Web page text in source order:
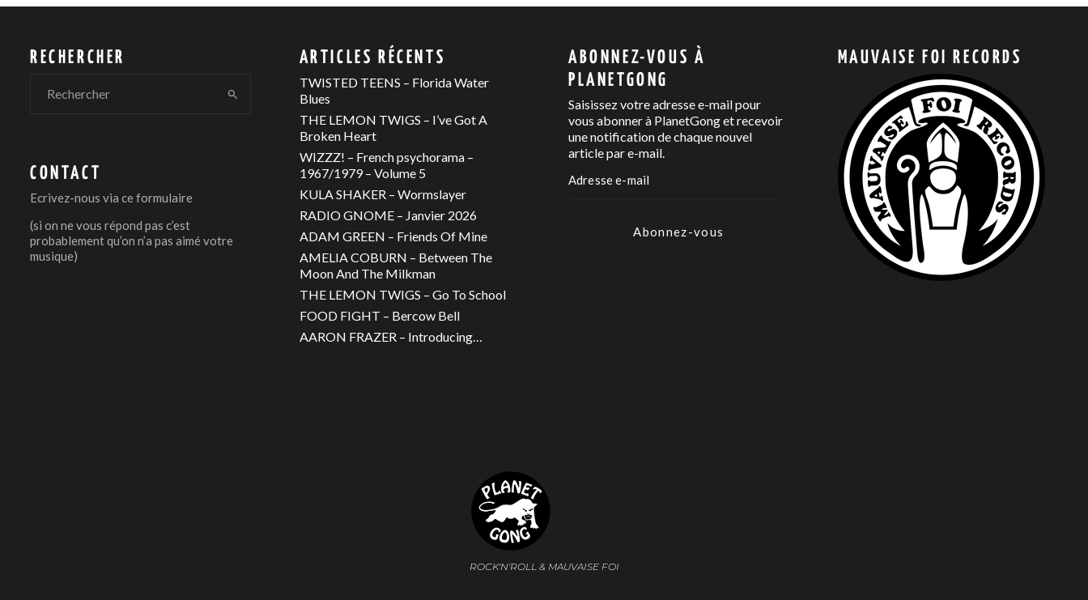
RECHERCHER
CONTACT
Ecrivez-nous via ce formulaire
(si on ne vous répond pas c’est
probablement qu’on n’a pas aimé votre
musique)
ARTICLES RÉCENTS
TWISTED TEENS – Florida Water
Blues
THE LEMON TWIGS – I’ve Got A
Broken Heart
WIZZZ! – French psychorama –
1967/1979 – Volume 5
KULA SHAKER – Wormslayer
RADIO GNOME – Janvier 2026
ADAM GREEN – Friends Of Mine
AMELIA COBURN – Between The
Moon And The Milkman
THE LEMON TWIGS – Go To School
FOOD FIGHT – Bercow Bell
AARON FRAZER – Introducing…
ABONNEZ-VOUS À
PLANETGONG
Saisissez votre adresse e-mail pour
vous abonner à PlanetGong et recevoir
une notification de chaque nouvel
article par e-mail.
Abonnez-vous
MAUVAISE FOI RECORDS
ROCK'N'ROLL & MAUVAISE FOI